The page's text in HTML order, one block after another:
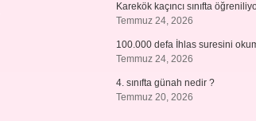
Karekök kaçıncı sınıfta
Temmuz 24, 2026
100.000 defa İhlas suresini
Temmuz 24, 2026
4. sınıfta günah nedir ?
Temmuz 20, 2026